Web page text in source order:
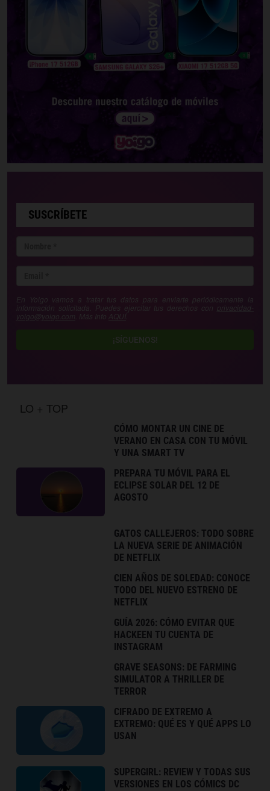
SUSCRÍBETE
En Yoigo vamos a tratar tus datos para enviarte periódicamente la
información solicitada. Puedes ejercitar tus derechos con privacidad-
yoigo@yoigo.com . Más Info AQUÍ
¡SÍGUENOS!
LO + TOP
CÓMO MONTAR UN CINE DE
VERANO EN CASA CON TU MÓVIL
Y UNA SMART TV
PREPARA TU MÓVIL PARA EL
ECLIPSE SOLAR DEL 12 DE
AGOSTO
GATOS CALLEJEROS: TODO SOBRE
LA NUEVA SERIE DE ANIMACIÓN
DE NETFLIX
CIEN AÑOS DE SOLEDAD: CONOCE
TODO DEL NUEVO ESTRENO DE
NETFLIX
GUÍA 2026: CÓMO EVITAR QUE
HACKEEN TU CUENTA DE
INSTAGRAM
GRAVE SEASONS: DE FARMING
SIMULATOR A THRILLER DE
TERROR
CIFRADO DE EXTREMO A
EXTREMO: QUÉ ES Y QUÉ APPS LO
USAN
SUPERGIRL: REVIEW Y TODAS SUS
VERSIONES EN LOS CÓMICS DC